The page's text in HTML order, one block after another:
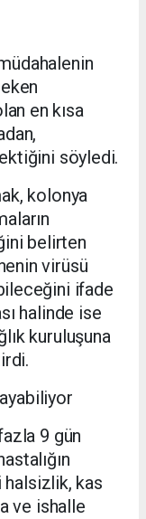
en kısa
söyledi.
kolonya
belirten
virüsü
ifade
halinde ise
kuruluşuna
9 gün
halsizlik, kas
ve ishalle